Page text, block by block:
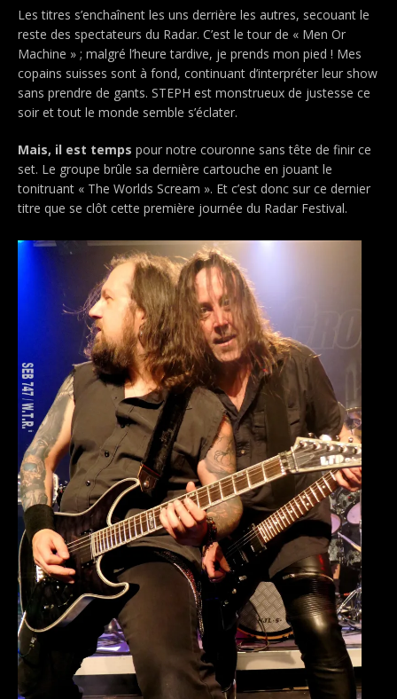
Les titres s’enchaînent les uns derrière les autres, secouant le
reste des spectateurs du Radar. C’est le tour de « Men Or
Machine » ; malgré l’heure tardive, je prends mon pied ! Mes
copains suisses sont à fond, continuant d’interpréter leur show
sans prendre de gants. STEPH est monstrueux de justesse ce
soir et tout le monde semble s’éclater.
Mais, il est temps pour notre couronne sans tête de finir ce
set. Le groupe brûle sa dernière cartouche en jouant le
tonitruant « The Worlds Scream ». Et c’est donc sur ce dernier
titre que se clôt cette première journée du Radar Festival.